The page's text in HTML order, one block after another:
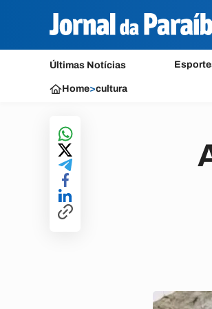
Últimas Notícias
Home>cultura